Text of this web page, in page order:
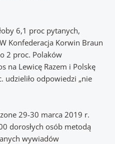
6,1 proc pytanych,
Konfederacja Korwin Braun
2 proc. Polaków
na Lewicę Razem i Polskę
udzieliło odpowiedzi „nie
29-30 marca 2019 r.
dorosłych osób metodą
wywiadów